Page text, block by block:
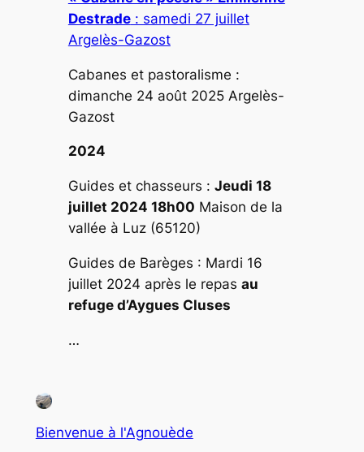
Destrade: samedi 27 juillet
Argelès-Gazost
Cabanes et pastoralisme :
dimanche 24 août 2025 Argelès-
Gazost
2024
Guides et chasseurs : Jeudi 18
juillet 2024 18h00 Maison de la
vallée à Luz (65120)
Guides de Barèges : Mardi 16
juillet 2024 après le repas au
refuge d’Aygues Cluses
…
Bienvenue à l'Agnouède